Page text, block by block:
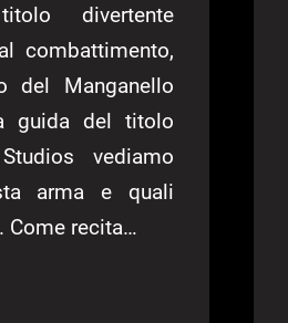
divertente
combattimento,
del Manganello
guida del titolo
vediamo
arma e quali
Come recita…